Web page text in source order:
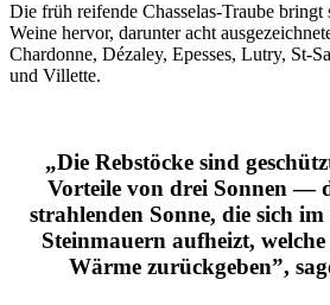
Die früh reifende Chasselas-Traube bringt
Weine hervor, darunter acht
Chardonne, Dézaley, Epesses, Lutry, St-
und Villette.
„Die Rebstöcke sind
Vorteile von drei Sonnen —
strahlenden Sonne, die sich
Steinmauern aufheizt,
Wärme zurückgeben”,